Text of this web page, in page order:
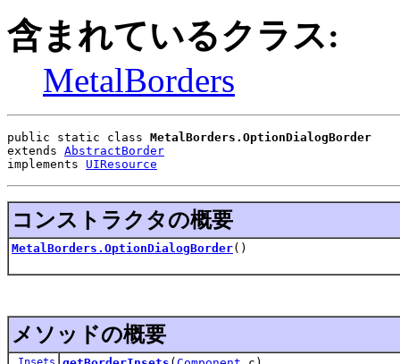
含まれているクラス:
MetalBorders
public static class MetalBorders.OptionDialogBorder
extends AbstractBorder
implements UIResource
コンストラクタの概要
MetalBorders.OptionDialogBorder()
メソッドの概要